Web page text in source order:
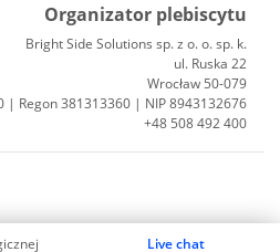
Live chat
Organizator plebiscytu
Bright Side Solutions sp. z o. o. sp. k.
ul. Ruska 22
Wrocław 50-079
| Regon 381313360 | NIP 8943132676
+48 508 492 400